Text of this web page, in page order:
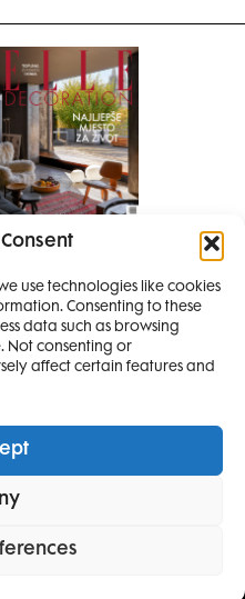
use technologies like cookies
Consenting to these
data such as browsing
Not consenting or
affect certain features and
časopis
SE
Elle Style Awards